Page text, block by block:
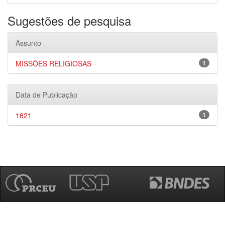
Sugestões de pesquisa
Assunto
1
MISSÕES RELIGIOSAS
Data de Publicação
1
1621